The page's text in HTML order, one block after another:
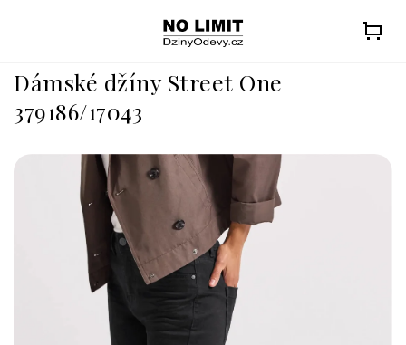
Dámské džíny Street One
379186/17043